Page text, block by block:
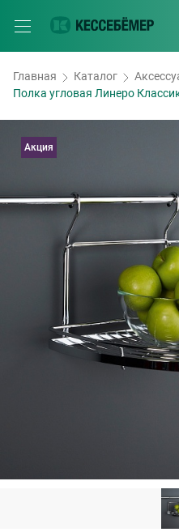
Главная Каталог
Полка угловая Линеро
Акция